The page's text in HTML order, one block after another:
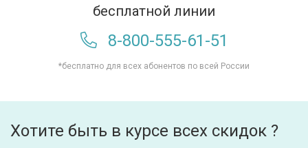
бесплатной линии
8-800-555-61-51
*бесплатно для всех абонентов по всей России
Хотите быть в курсе всех скидок ?